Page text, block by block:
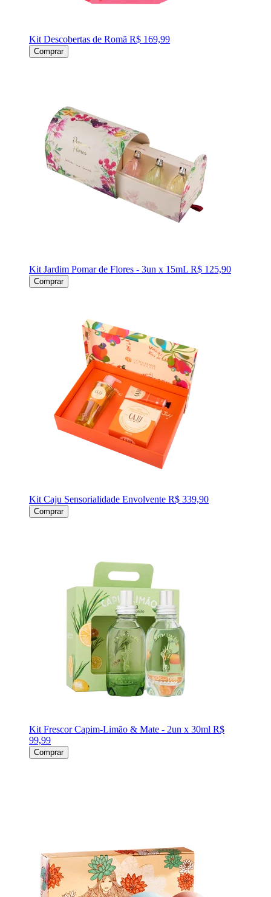
Kit Descobertas de Romã R$ 169,99
Comprar
Kit Jardim Pomar de Flores - 3un x 15mL R$ 125,90
Comprar
Kit Caju Sensorialidade Envolvente R$ 339,90
Comprar
Kit Frescor Capim-Limão & Mate - 2un x 30ml R$
99,99
Comprar